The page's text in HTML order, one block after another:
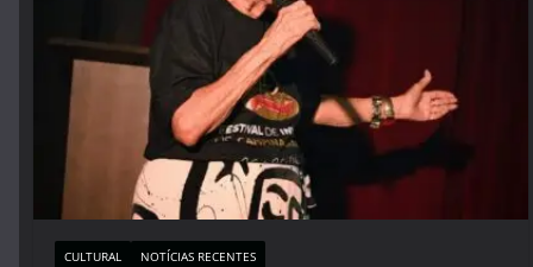
CULTURAL NOTÍCIAS RECENTES